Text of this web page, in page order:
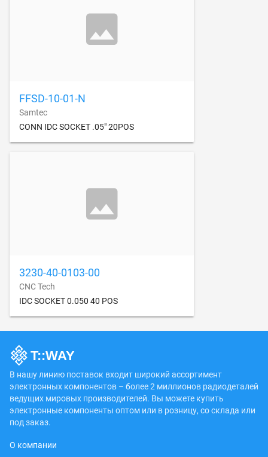
FFSD-10-01-N
Samtec
CONN IDC SOCKET .05" 20POS
3230-40-0103-00
CNC Tech
IDC SOCKET 0.050 40 POS
В нашу линию поставок входит широкий ассортимент
электронных компонентов – более 2 миллионов радиодеталей
ведущих мировых производителей. Вы можете купить
электронные компоненты оптом или в розницу, со склада или
под заказ.
О компании